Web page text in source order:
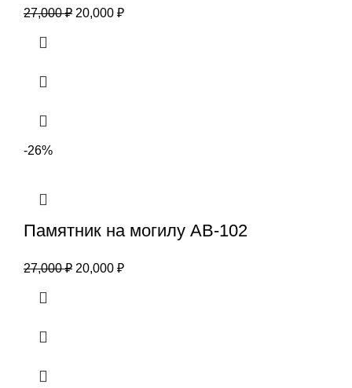
27,000₽ 20,000 ₽
-26%
Памятник на могилу АВ-102
27,000₽ 20,000 ₽